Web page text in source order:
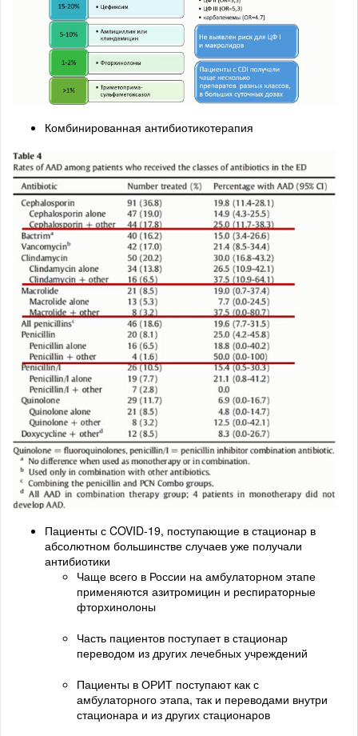
Комбинированная антибиотикотерапия
Пациенты с COVID-19, поступающие в стационар в
абсолютном большинстве случаев уже получали
антибиотики
Чаще всего в России на амбулаторном этапе
применяются азитромицин и респираторные
фторхинолоны
Часть пациентов поступает в стационар
переводом из других лечебных учреждений
Пациенты в ОРИТ поступают как с
амбулаторного этапа, так и переводами внутри
стационара и из других стационаров